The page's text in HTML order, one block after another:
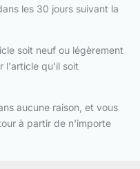
les 30 jours suivant la
soit neuf ou légèrement
l'article qu'il soit
aucune raison, et vous
à partir de n'importe